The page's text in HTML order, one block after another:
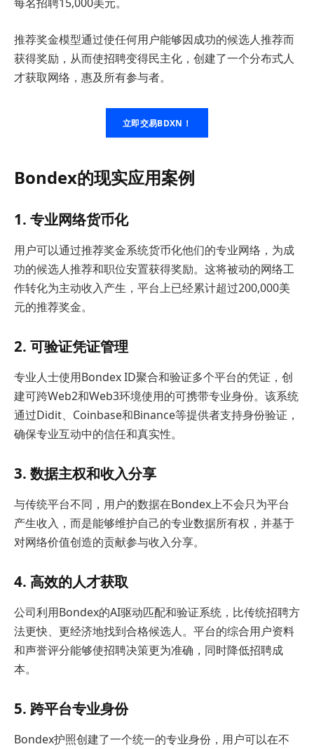
推荐奖金模型通过使任何用户能够因成功的候选人推荐而
获得奖励，从而使招聘变得民主化，创建了一个分布式人
才获取网络，惠及所有参与者。
立即交易BDXN！
Bondex的现实应用案例
1. 专业网络货币化
用户可以通过推荐奖金系统货币化他们的专业网络，为成
功的候选人推荐和职位安置获得奖励。这将被动的网络工
作转化为主动收入产生，平台上已经累计超过200,000美
元的推荐奖金。
2. 可验证凭证管理
专业人士使用Bondex ID聚合和验证多个平台的凭证，创
建可跨Web2和Web3环境使用的可携带专业身份。该系统
通过Didit、Coinbase和Binance等提供者支持身份验证，
确保专业互动中的信任和真实性。
3. 数据主权和收入分享
与传统平台不同，用户的数据在Bondex上不会只为平台
产生收入，而是能够维护自己的专业数据所有权，并基于
对网络价值创造的贡献参与收入分享。
4. 高效的人才获取
公司利用Bondex的AI驱动匹配和验证系统，比传统招聘方
法更快、更经济地找到合格候选人。平台的综合用户资料
和声誉评分能够使招聘决策更为准确，同时降低招聘成
本。
5. 跨平台专业身份
Bondex护照创建了一个统一的专业身份，用户可以在不